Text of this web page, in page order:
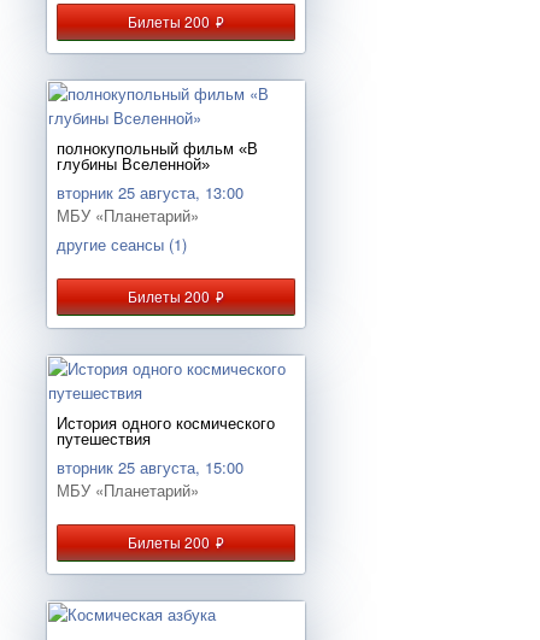
Билеты 200руб.
полнокупольный фильм «В
глубины Вселенной»
вторник 25 августа, 13:00
МБУ «Планетарий»
другие сеансы (1)
Билеты 200руб.
История одного космического
путешествия
вторник 25 августа, 15:00
МБУ «Планетарий»
Билеты 200руб.